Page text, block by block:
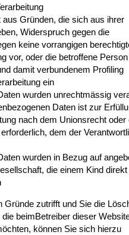
Gründen, die sich aus ihrer
Widerspruch gegen die
keine vorrangigen
vor, oder die betroffene
damit verbundenem Profiling
ein
wurden unrechtmässig
Daten ist zur
nach dem Unionsrecht oder
dem der
wurden in Bezug auf
die einem Kind direkt
Gründe zutrifft und Sie die
beimBetreiber dieser
können Sie sich hierzu